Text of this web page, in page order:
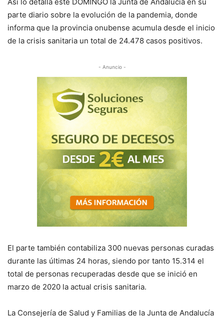
parte diario sobre la evolución de la pandemia, donde
informa que la provincia onubense acumula desde el inicio
de la crisis sanitaria un total de 24.478 casos positivos.
- Anuncio -
El parte también contabiliza 300 nuevas personas curadas
durante las últimas 24 horas, siendo por tanto 15.314 el
total de personas recuperadas desde que se inició en
marzo de 2020 la actual crisis sanitaria.
La Consejería de Salud y Familias de la Junta de Andalucía